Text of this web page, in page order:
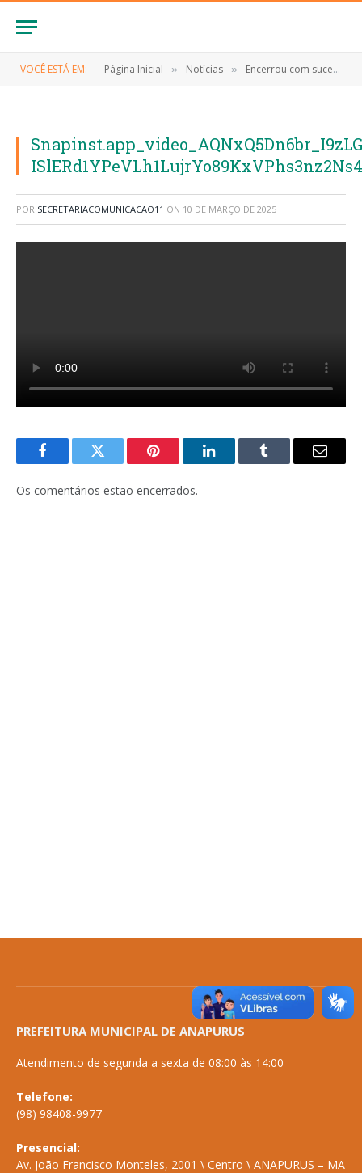
VOCÊ ESTÁ EM: Página Inicial » Notícias » Encerrou com sucesso o Torneio dos Blocos Carnavalescos de Anapurus.
POR SECRETARIACOMUNICACAO11 ON 10 DE MARÇO DE 2025
FacebookTwitter Pinterest LinkedInTumblr
E-
Os comentários estão encerrados.
PREFEITURA MUNICIPAL DE ANAPURUS
Atendimento de segunda a sexta de 08:00 às 14:00
Telefone:
(98) 98408-9977
Presencial:
Av. João Francisco Monteles, 2001 \ Centro \ ANAPURUS – MA